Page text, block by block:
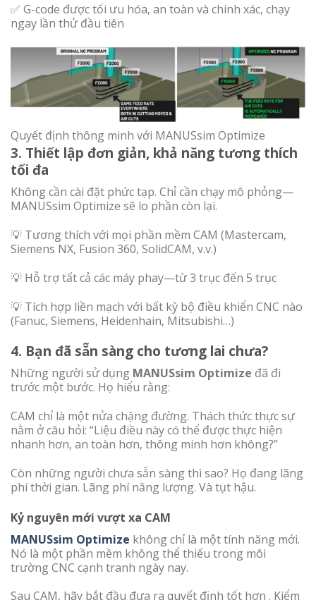
✅ G-code được tối ưu hóa, an toàn và chính xác, chạy
ngay lần thử đầu tiên
Quyết định thông minh với MANUSsim Optimize
3. Thiết lập đơn giản, khả năng tương thích
tối đa
Không cần cài đặt phức tạp. Chỉ cần chạy mô phỏng—
MANUSsim Optimize sẽ lo phần còn lại.
💡 Tương thích với mọi phần mềm CAM (Mastercam,
Siemens NX, Fusion 360, SolidCAM, v.v.)
💡 Hỗ trợ tất cả các máy phay—từ 3 trục đến 5 trục
💡 Tích hợp liền mạch với bất kỳ bộ điều khiển CNC nào
(Fanuc, Siemens, Heidenhain, Mitsubishi…)
4. Bạn đã sẵn sàng cho tương lai chưa?
Những người sử dụng MANUSsim Optimize đã đi
trước một bước. Họ hiểu rằng:
CAM chỉ là một nửa chặng đường. Thách thức thực sự
nằm ở câu hỏi: “Liệu điều này có thể được thực hiện
nhanh hơn, an toàn hơn, thông minh hơn không?”
Còn những người chưa sẵn sàng thì sao? Họ đang lãng
phí thời gian. Lãng phí năng lượng. Và tụt hậu.
Kỷ nguyên mới vượt xa CAM
MANUSsim Optimize không chỉ là một tính năng mới.
Nó là một phần mềm không thể thiếu trong môi
trường CNC cạnh tranh ngày nay.
Sau CAM, hãy bắt đầu đưa ra quyết định tốt hơn . Kiểm